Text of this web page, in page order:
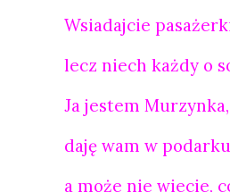
Wsiadajcie
lecz niech każdy o
Ja jestem
daję wam w
a może nie wiecie,